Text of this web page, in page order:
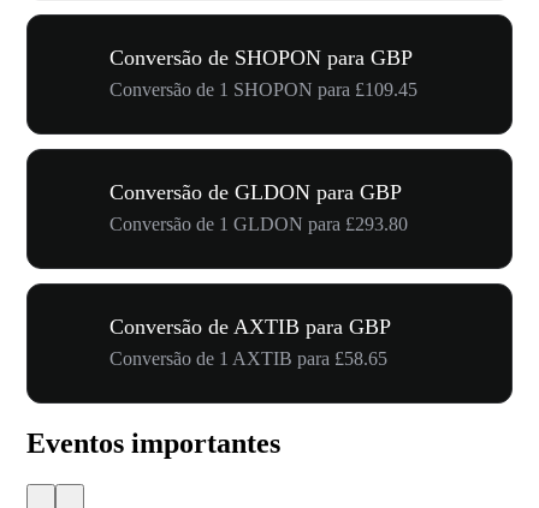
Conversão de SHOPON para GBP
Conversão de 1 SHOPON para £109.45
Conversão de GLDON para GBP
Conversão de 1 GLDON para £293.80
Conversão de AXTIB para GBP
Conversão de 1 AXTIB para £58.65
Eventos importantes